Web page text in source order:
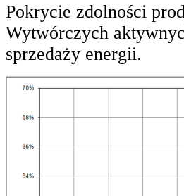
Pokrycie zdolności
Wytwórczych
sprzedaży energii.